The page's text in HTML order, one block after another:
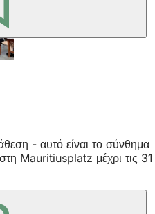
- αυτό είναι το σύνθημα
Mauritiusplatz μέχρι τις 31